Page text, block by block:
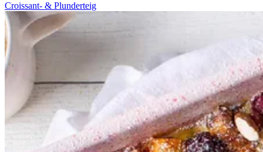
Croissant- & Plunderteig